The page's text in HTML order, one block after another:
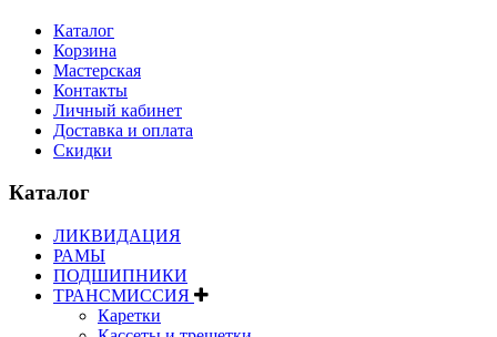
Каталог
Корзина
Мастерская
Контакты
Личный кабинет
Доставка и оплата
Скидки
Каталог
ЛИКВИДАЦИЯ
РАМЫ
ПОДШИПНИКИ
ТРАНСМИССИЯ
Каретки